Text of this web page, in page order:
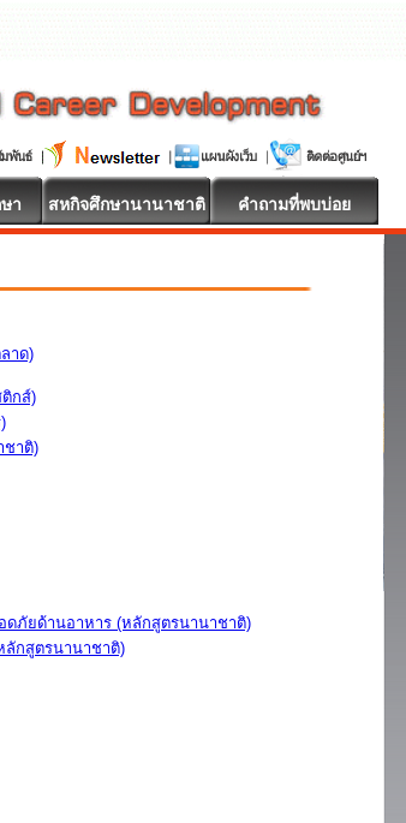
า สหกิจศึกษานานาชาติ คำถามที่พบบ่อย
าด)
กส์)
ชาติ)
ดภัยด้านอาหาร (หลักสูตรนานาชาติ)
ลักสูตรนานาชาติ)